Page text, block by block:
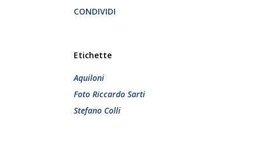
CONDIVIDI
Etichette
Aquiloni
Foto Riccardo Sarti
Stefano Colli